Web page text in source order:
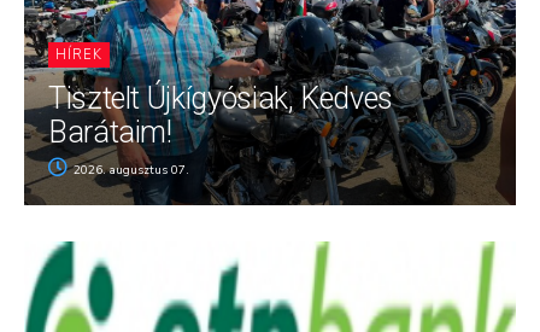
HÍREK
Tisztelt Újkígyósiak, Kedves
Barátaim!
2026. augusztus 07.